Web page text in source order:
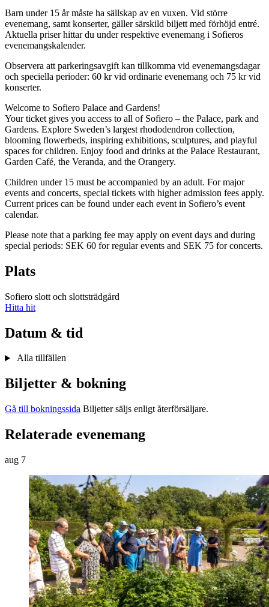
Barn under 15 år måste ha sällskap av en vuxen. Vid större
evenemang, samt konserter, gäller särskild biljett med förhöjd entré.
Aktuella priser hittar du under respektive evenemang i Sofieros
evenemangskalender.
Observera att parkeringsavgift kan tillkomma vid evenemangsdagar
och speciella perioder: 60 kr vid ordinarie evenemang och 75 kr vid
konserter.
Welcome to Sofiero Palace and Gardens!
Your ticket gives you access to all of Sofiero – the Palace, park and
Gardens. Explore Sweden’s largest rhododendron collection,
blooming flowerbeds, inspiring exhibitions, sculptures, and playful
spaces for children. Enjoy food and drinks at the Palace Restaurant,
Garden Café, the Veranda, and the Orangery.
Children under 15 must be accompanied by an adult. For major
events and concerts, special tickets with higher admission fees apply.
Current prices can be found under each event in Sofiero’s event
calendar.
Please note that a parking fee may apply on event days and during
special periods: SEK 60 for regular events and SEK 75 for concerts.
Plats
Sofiero slott och slottsträdgård
Hitta hit
Datum & tid
Alla tillfällen
Biljetter & bokning
Gå till bokningssida Biljetter säljs enligt återförsäljare.
Relaterade evenemang
aug 7